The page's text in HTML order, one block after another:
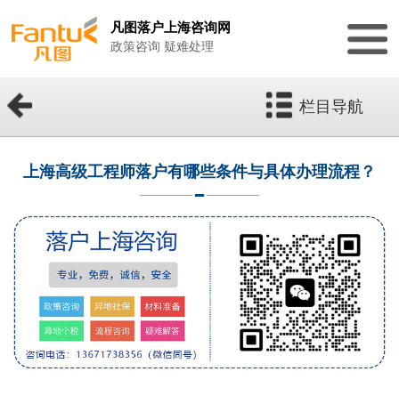
凡图落户上海咨询网
政策咨询 疑难处理
栏目导航
上海高级工程师落户有哪些条件与具体办理流程？